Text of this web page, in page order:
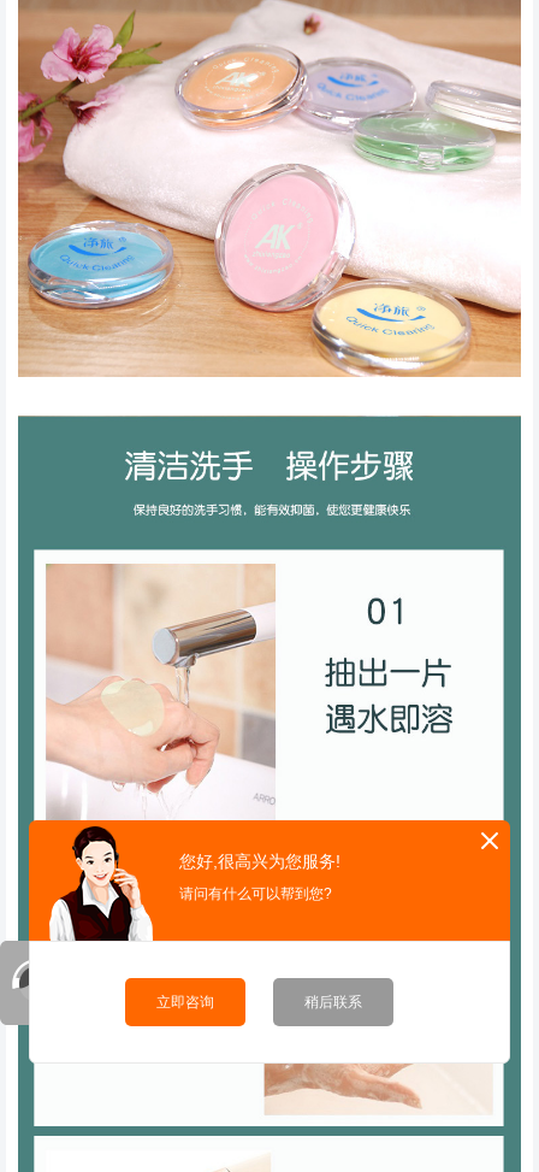
您好,很高兴为您服务!
请问有什么可以帮到您?
立即咨询 稍后联系